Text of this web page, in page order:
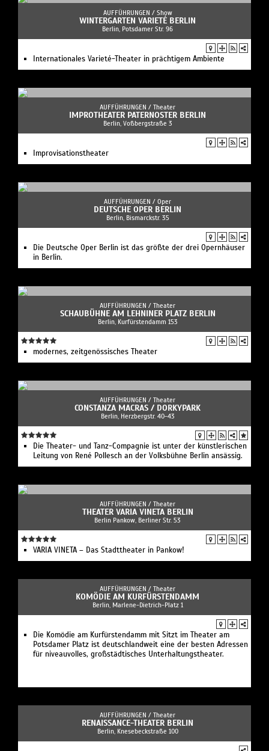
AUFFÜHRUNGEN / Show
WINTERGARTEN VARIETÉ BERLIN
Berlin, Potsdamer Str. 96
Internationales Varieté-Theater in prächtigem Ambiente
AUFFÜHRUNGEN / Theater
IMPROTHEATER PATERNOSTER BERLIN
Berlin, Voßbergstraße 3
Improvisationstheater
AUFFÜHRUNGEN / Oper
DEUTSCHE OPER BERLIN
Berlin, Bismarckstr. 35
Die Deutsche Oper Berlin ist das größte der drei Opernhäuser
in Berlin.
AUFFÜHRUNGEN / Theater
SCHAUBÜHNE AM LEHNINER PLATZ BERLIN
Berlin, Kurfürstendamm 153
modernes, zeitgenössisches Theater
AUFFÜHRUNGEN / Theater
CONSTANZA MACRAS / DORKYPARK
Berlin, Herzbergstr. 40-43
Die Theater- und Tanz-Compagnie ist unter der künstlerischen
Leitung von René Pollesch an der Volksbühne Berlin ansässig.
AUFFÜHRUNGEN / Theater
THEATER VARIA VINETA BERLIN
Berlin Pankow, Berliner Str. 53
VARIA VINETA – Das Stadttheater in Pankow!
AUFFÜHRUNGEN / Theater
KOMÖDIE AM KURFÜRSTENDAMM
Berlin, Marlene-Dietrich-Platz 1
Die Komödie am Kurfürstendamm mit Sitzt im Theater am
Potsdamer Platz ist deutschlandweit eine der besten Adressen
für niveauvolles, großstädtisches Unterhaltungstheater.
AUFFÜHRUNGEN / Theater
RENAISSANCE-THEATER BERLIN
Berlin, Knesebeckstraße 100